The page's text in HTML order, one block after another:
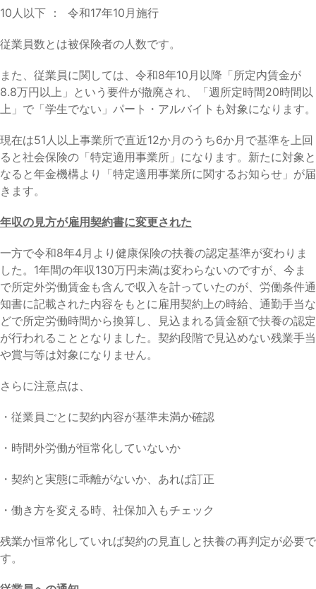
10人以下 ： 令和17年10月施行
従業員数とは被保険者の人数です。
また、従業員に関しては、令和8年10月以降「所定内賃金が
8.8万円以上」という要件が撤廃され、「週所定時間20時間以
上」で「学生でない」パート・アルバイトも対象になります。
現在は51人以上事業所で直近12か月のうち6か月で基準を上回
ると社会保険の「特定適用事業所」になります。新たに対象と
なると年金機構より「特定適用事業所に関するお知らせ」が届
きます。
年収の見方が雇用契約書に変更された
一方で令和8年4月より健康保険の扶養の認定基準が変わりま
した。1年間の年収130万円未満は変わらないのですが、今ま
で所定外労働賃金も含んで収入を計っていたのが、労働条件通
知書に記載された内容をもとに雇用契約上の時給、通勤手当な
どで所定労働時間から換算し、見込まれる賃金額で扶養の認定
が行われることとなりました。契約段階で見込めない残業手当
や賞与等は対象になりません。
さらに注意点は、
・従業員ごとに契約内容が基準未満か確認
・時間外労働が恒常化していないか
・契約と実態に乖離がないか、あれば訂正
・働き方を変える時、社保加入もチェック
残業か恒常化していれば契約の見直しと扶養の再判定が必要で
す。